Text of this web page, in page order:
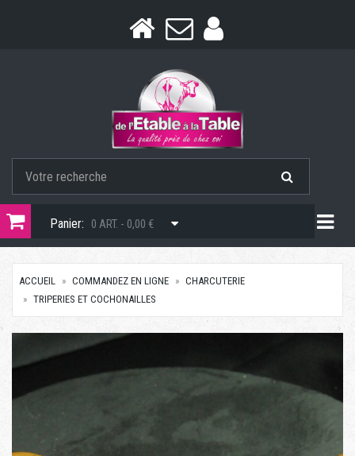
Panier: 0 ART. - 0,00 €
ACCUEIL COMMANDEZ EN LIGNE
CHARCUTERIE
TRIPERIES ET COCHONAILLES